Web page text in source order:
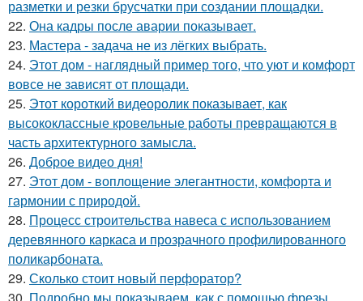
разметки и резки брусчатки при создании площадки.
22. Она кадры после аварии показывает.
23. Мастера - задача не из лёгких выбрать.
24. Этот дом - наглядный пример того, что уют и комфорт
вовсе не зависят от площади.
25. Этот короткий видеоролик показывает, как
высококлассные кровельные работы превращаются в
часть архитектурного замысла.
26. Доброе видео дня!
27. Этот дом - воплощение элегантности, комфорта и
гармонии с природой.
28. Процесс строительства навеса с использованием
деревянного каркаса и прозрачного профилированного
поликарбоната.
29. Сколько стоит новый перфоратор?